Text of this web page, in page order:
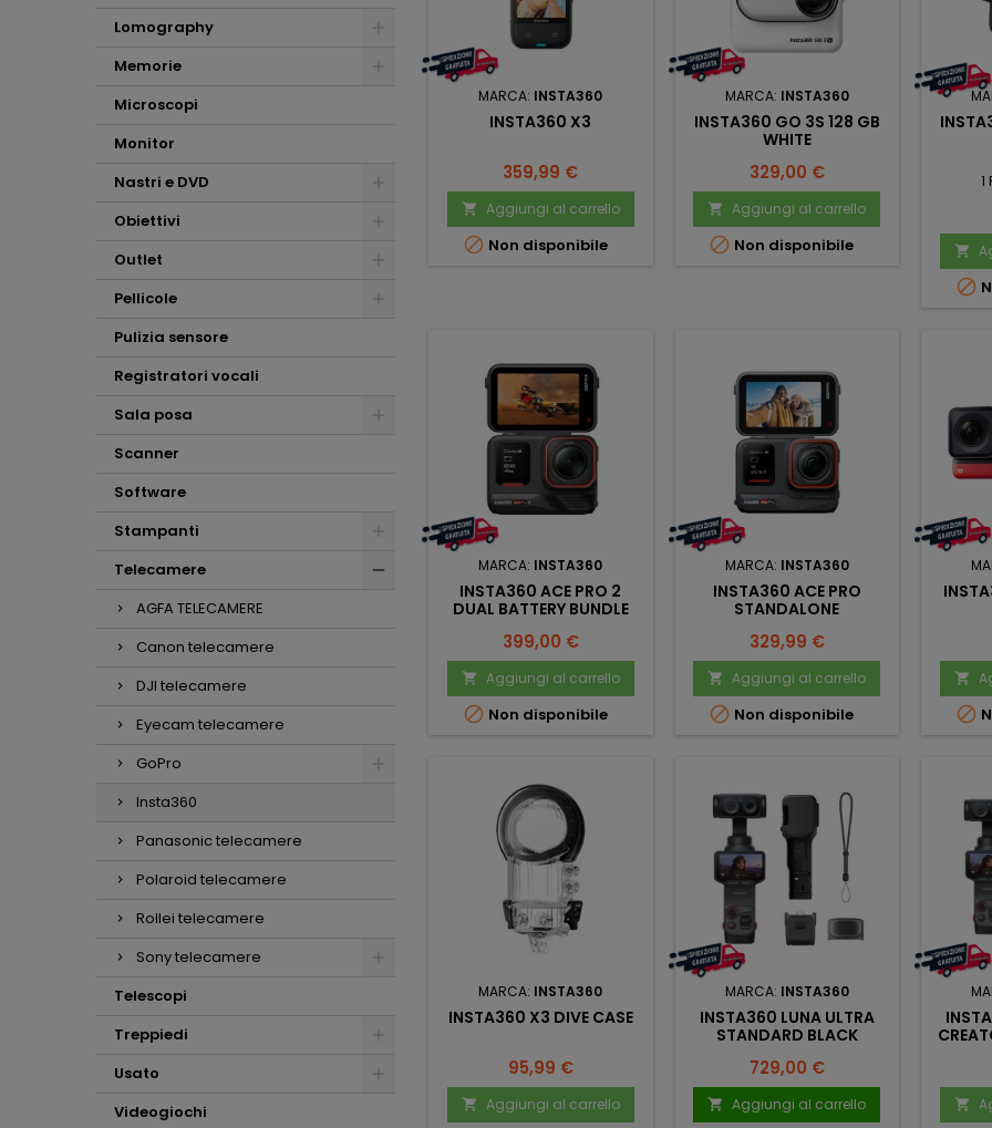
Lomography
Memorie
Microscopi
Monitor
Nastri e DVD
Obiettivi
Outlet
Pellicole
Pulizia sensore
Registratori vocali
Sala posa
Scanner
Software
Stampanti
Telecamere
AGFA TELECAMERE
Canon telecamere
DJI telecamere
Eyecam telecamere
GoPro
Insta360
Panasonic telecamere
Polaroid telecamere
Rollei telecamere
Sony telecamere
Telescopi
Treppiedi
Usato
Videogiochi
MARCA: INSTA360
INSTA360 X3
Prezzo
359,99 €
 Aggiungi al carrello
 Non disponibile
MARCA: INSTA360
INSTA360 GO 3S 128 GB
WHITE
Prezzo
329,00 €
 Aggiungi al carrello
 Non disponibile 

MARCA: INSTA360
INSTA360 ACE PRO 2
DUAL BATTERY BUNDLE
Prezzo
399,00 €
 Aggiungi al carrello
 Non disponibile
MARCA: INSTA360
INSTA360 ACE PRO
STANDALONE
Prezzo
329,99 €
 Aggiungi al carrello
 Non disponibile


MARCA: INSTA360
INSTA360 X3 DIVE CASE
Prezzo
95,99 €
 Aggiungi al carrello
MARCA: INSTA360
INSTA360 LUNA ULTRA
STANDARD BLACK
Prezzo
729,00 €
 Aggiungi al carrello 